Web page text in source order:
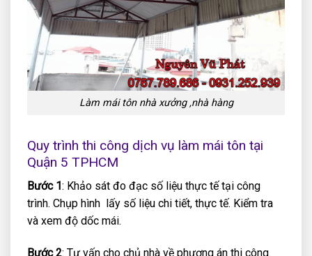
Làm mái tôn nhà xưởng ,nhà hàng
Quy trình thi công dịch vụ làm mái tôn tại
Quận 5 TPHCM
Bước 1 : Khảo sát đo đạc số liệu thực tế tại công
trình. Chụp hình lấy số liệu chi tiết, thực tế. Kiểm tra
và xem độ dốc mái.
Bước 2: Tư vấn cho chủ nhà về phương án thi công.